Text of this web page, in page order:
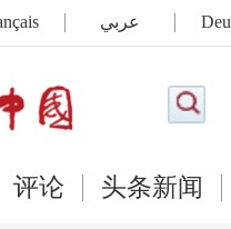
عربي
评论 头条新闻